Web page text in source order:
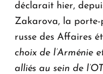
déclarait hier,
Zakarova, la
russe des Affaires
choix de l’Arménie
alliés au sein de